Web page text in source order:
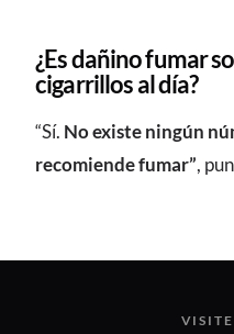
¿Es dañino fumar
cigarrillos al día?
“Sí. No existe ningún
recomiende fumar”,